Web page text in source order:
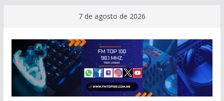
contenido
7 de agosto de 2026